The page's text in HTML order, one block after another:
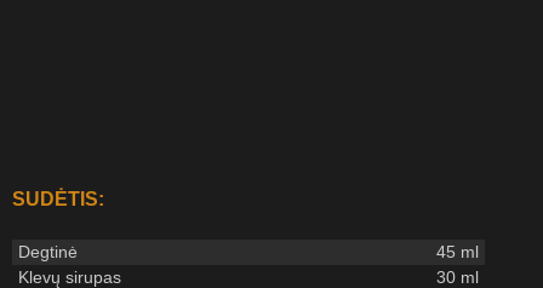
SUDĖTIS:
Degtinė
45 ml
Klevų sirupas
30 ml